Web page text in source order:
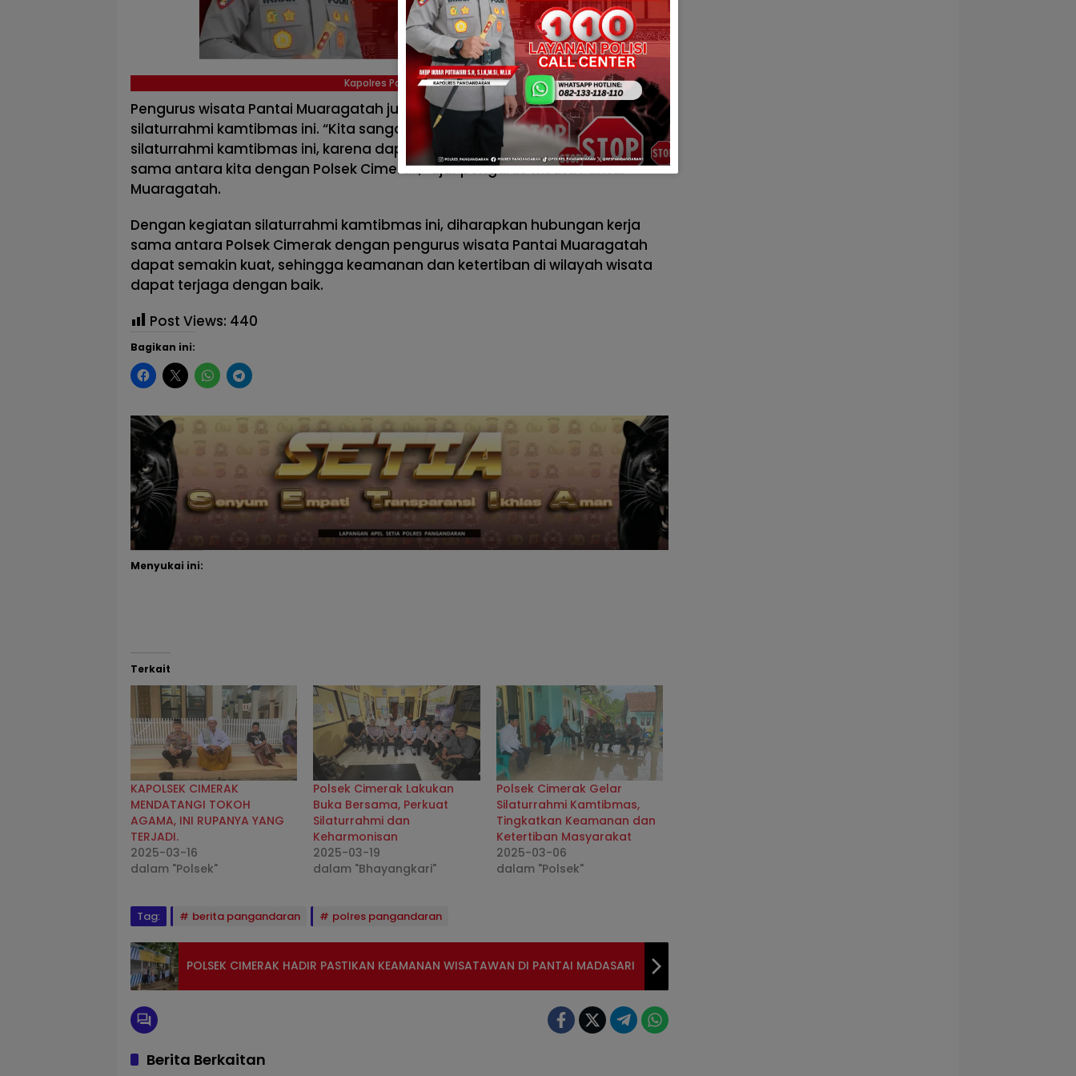
Kapolres Pangandaran
Pengurus wisata Pantai Muaragatah juga menyambut baik kegiatan
silaturrahmi kamtibmas ini. “Kita sangat mengapresiasi kegiatan
silaturrahmi kamtibmas ini, karena dapat memperkuat hubungan kerja
sama antara kita dengan Polsek Cimerak,” ujar pengurus wisata Pantai
Muaragatah.
Dengan kegiatan silaturrahmi kamtibmas ini, diharapkan hubungan kerja
sama antara Polsek Cimerak dengan pengurus wisata Pantai Muaragatah
dapat semakin kuat, sehingga keamanan dan ketertiban di wilayah wisata
dapat terjaga dengan baik.
Post Views: 440
Bagikan ini:
Menyukai ini:
Terkait
KAPOLSEK CIMERAK
MENDATANGI TOKOH
AGAMA, INI RUPANYA YANG
TERJADI.
2025-03-16
dalam "Polsek"
Polsek Cimerak Lakukan
Buka Bersama, Perkuat
Silaturrahmi dan
Keharmonisan
2025-03-19
dalam "Bhayangkari"
Polsek Cimerak Gelar
Silaturrahmi Kamtibmas,
Tingkatkan Keamanan dan
Ketertiban Masyarakat
2025-03-06
dalam "Polsek"
Tag: berita pangandaran polres pangandaran
POLSEK CIMERAK HADIR PASTIKAN KEAMANAN WISATAWAN DI PANTAI MADASARI
Berita Berkaitan